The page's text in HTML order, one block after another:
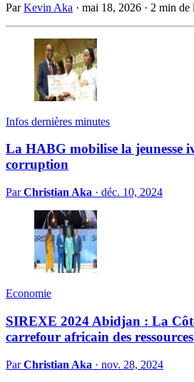
ParKevin Aka · mai 18, 2026 · 2 min de
Infos dernières minutes
La HABG mobilise la jeunesse
corruption
ParChristian Aka · déc. 10, 2024
Economie
SIREXE 2024 Abidjan : La
carrefour africain des
ParChristian Aka · nov. 28, 2024